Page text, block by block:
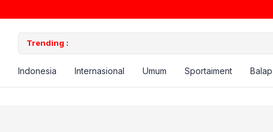
Trending :
Indonesia Internasional Umum Sportaiment Balap